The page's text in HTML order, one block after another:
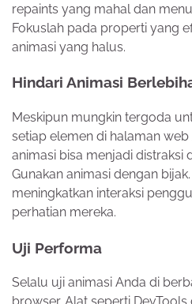
repaints yang mahal dan
Fokuslah pada properti yang
animasi yang halus.
Hindari Animasi
Meskipun mungkin tergoda
setiap elemen di halaman
animasi bisa menjadi distraksi
Gunakan animasi dengan
meningkatkan interaksi
perhatian mereka.
Uji Performa
Selalu uji animasi Anda di